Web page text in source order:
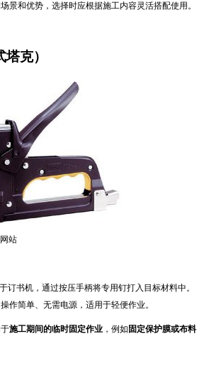
景和优势，选择时应根据施工内容灵活搭配使用。
克）
网站
订书机，通过按压手柄将专用钉打入目标材料中。
操作简单、无需电源，适用于轻便作业。
施工期间的临时固定作业 ，例如 固定保护膜或布料